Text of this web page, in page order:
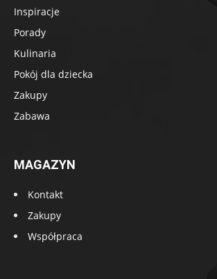
Inspiracje
Porady
Kulinaria
Pokój dla dziecka
Zakupy
Zabawa
MAGAZYN
Kontakt
Zakupy
Współpraca